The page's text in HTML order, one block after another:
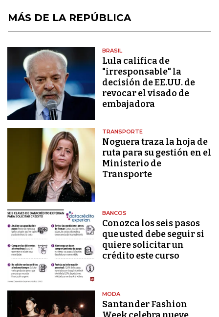
MÁS DE LA REPÚBLICA
BRASIL
Lula califica de
"irresponsable" la
decisión de EE.UU. de
revocar el visado de
embajadora
TRANSPORTE
Noguera traza la hoja de
ruta para su gestión en el
Ministerio de
Transporte
BANCOS
Conozca los seis pasos
que usted debe seguir si
quiere solicitar un
crédito este curso
MODA
Santander Fashion